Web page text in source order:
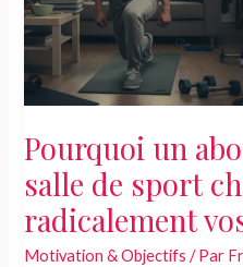
Pourquoi un
salle de sport
radicalement
Motivation & Objectifs / Par